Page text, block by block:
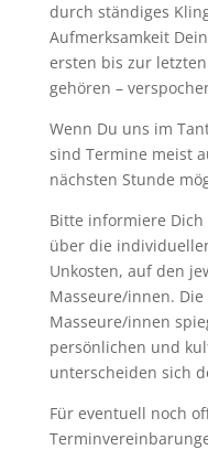
durch ständiges
Aufmerksamkeit
ersten bis zur
gehören –
Wenn Du uns im
sind Termine meist
nächsten Stunde
Bitte informiere
über die
Unkosten, auf den
Masseure/innen.
Masseure/innen
persönlichen und
unterscheiden sich
Für eventuell noch